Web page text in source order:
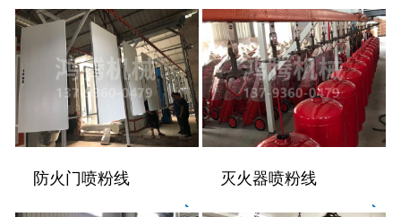
防火门喷粉线 灭火器喷粉线